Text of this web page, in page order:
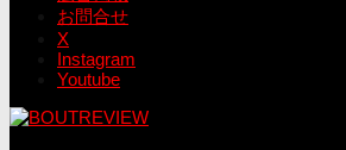
お問合せ
X
Instagram
Youtube